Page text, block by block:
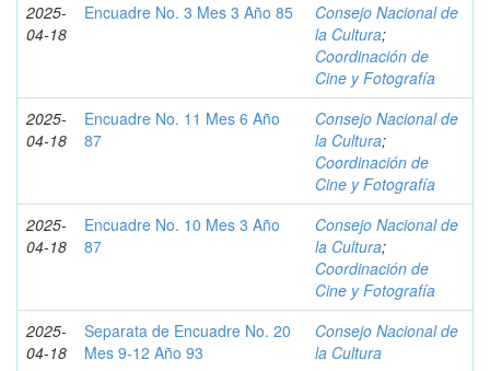
2025-
04-18
Encuadre No. 3 Mes 3 Año 85
Consejo Nacional de
la Cultura;
Coordinación de
Cine y Fotografía
2025-
04-18
Encuadre No. 11 Mes 6 Año
87
Consejo Nacional de
la Cultura;
Coordinación de
Cine y Fotografía
2025-
04-18
Encuadre No. 10 Mes 3 Año
87
Consejo Nacional de
la Cultura;
Coordinación de
Cine y Fotografía
2025-
04-18
Separata de Encuadre No. 20
Mes 9-12 Año 93
Consejo Nacional de
la Cultura